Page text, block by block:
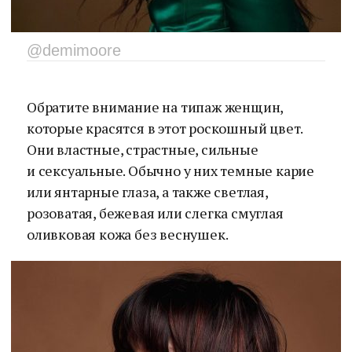
@demimoore
Обратите внимание на типаж женщин,
которые красятся в этот роскошный цвет.
Они властные, страстные, сильные
и сексуальные. Обычно у них темные карие
или янтарные глаза, а также светлая,
розоватая, бежевая или слегка смуглая
оливковая кожа без веснушек.